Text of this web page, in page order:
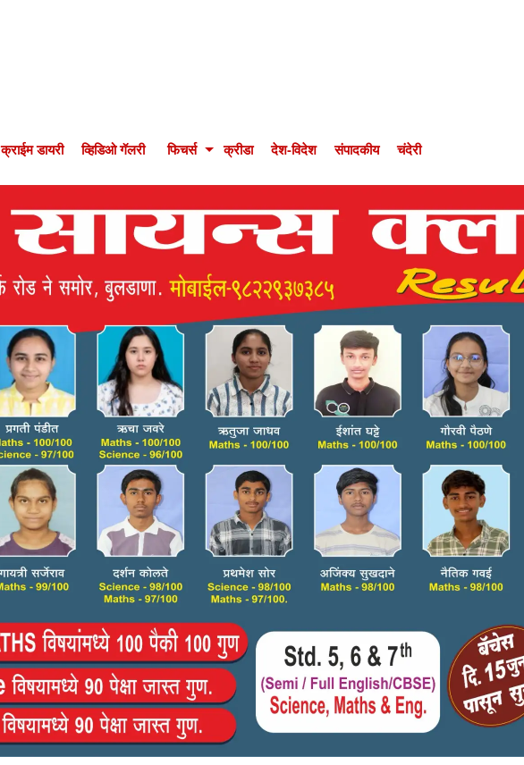
क्राईम डायरी व्हिडिओ गॅलरी फिचर्स क्रीडा देश-विदेश संपादकीय चंदेरी